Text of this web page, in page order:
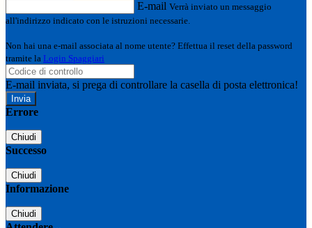
E-mail Verrà inviato un messaggio
all'indirizzo indicato con le istruzioni necessarie.
Non hai una e-mail associata al nome utente? Effettua il reset della password
tramite la Login Spaggiari
E-mail inviata, si prega di controllare la casella di posta elettronica!
Errore
Chiudi
Successo
Chiudi
Informazione
Chiudi